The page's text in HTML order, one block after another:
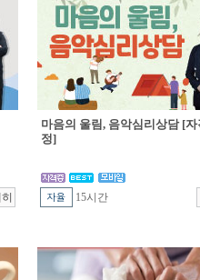
마음의 울림, 음악심리상담 [
정]
15시간